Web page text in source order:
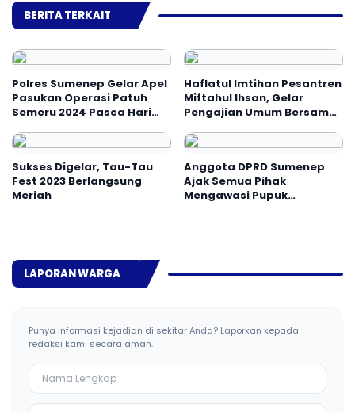
BERITA TERKAIT
Polres Sumenep Gelar Apel
Pasukan Operasi Patuh
Semeru 2024 Pasca Hari
Haflatul Imtihan Pesantren
Miftahul Ihsan, Gelar
Pengajian Umum Bersama
Sukses Digelar, Tau-Tau
Fest 2023 Berlangsung
Meriah
Anggota DPRD Sumenep
Ajak Semua Pihak
Mengawasi Pupuk
LAPORAN WARGA
Punya informasi kejadian di sekitar Anda? Laporkan kepada
redaksi kami secara aman.